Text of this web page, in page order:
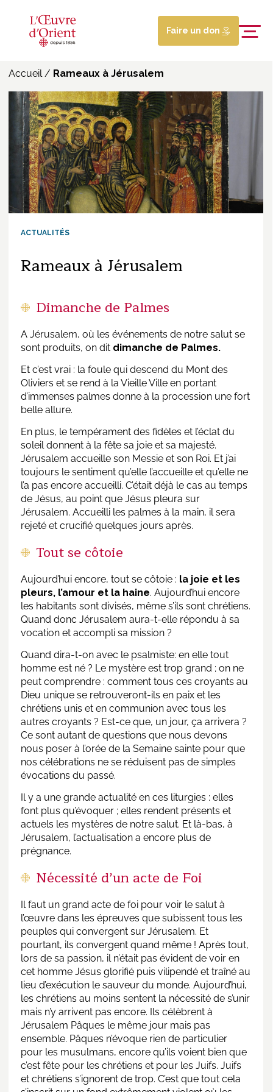
Faire un don
Accueil/ Rameaux à Jérusalem
ACTUALITÉS
Rameaux à Jérusalem
Dimanche de Palmes
A Jérusalem, où les événements de notre salut se
sont produits, on dit dimanche de Palmes.
Et c’est vrai : la foule qui descend du Mont des
Oliviers et se rend à la Vieille Ville en portant
d’immenses palmes donne à la procession une fort
belle allure.
En plus, le tempérament des fidèles et l’éclat du
soleil donnent à la fête sa joie et sa majesté.
Jérusalem accueille son Messie et son Roi. Et j’ai
toujours le sentiment qu’elle l’accueille et qu’elle ne
l’a pas encore accueilli. C’était déjà le cas au temps
de Jésus, au point que Jésus pleura sur
Jérusalem. Accueilli les palmes à la main, il sera
rejeté et crucifié quelques jours après.
Tout se côtoie
Aujourd’hui encore, tout se côtoie : la joie et les
pleurs, l’amour et la haine. Aujourd’hui encore
les habitants sont divisés, même s’ils sont chrétiens.
Quand donc Jérusalem aura-t-elle répondu à sa
vocation et accompli sa mission ?
Quand dira-t-on avec le psalmiste: en elle tout
homme est né ? Le mystère est trop grand ; on ne
peut comprendre : comment tous ces croyants au
Dieu unique se retrouveront-ils en paix et les
chrétiens unis et en communion avec tous les
autres croyants ? Est-ce que, un jour, ça arrivera ?
Ce sont autant de questions que nous devons
nous poser à l’orée de la Semaine sainte pour que
nos célébrations ne se réduisent pas de simples
évocations du passé.
Il y a une grande actualité en ces liturgies : elles
font plus qu’évoquer ; elles rendent présents et
actuels les mystères de notre salut. Et là-bas, à
Jérusalem, l’actualisation a encore plus de
prégnance.
Nécessité d’un acte de Foi
Il faut un grand acte de foi pour voir le salut à
l’œuvre dans les épreuves que subissent tous les
peuples qui convergent sur Jérusalem. Et
pourtant, ils convergent quand même ! Après tout,
lors de sa passion, il n’était pas évident de voir en
cet homme Jésus glorifié puis vilipendé et traîné au
lieu d’exécution le sauveur du monde. Aujourd’hui,
les chrétiens au moins sentent la nécessité de s’unir
mais n’y arrivent pas encore. Ils célèbrent à
Jérusalem Pâques le même jour mais pas
ensemble. Pâques n’évoque rien de particulier
pour les musulmans, encore qu’ils voient bien que
c’est fête pour les chrétiens et pour les Juifs. Juifs
et chrétiens s’ignorent de trop. C’est que tout cela